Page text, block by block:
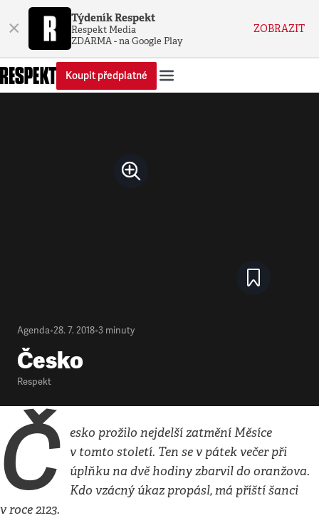
× Týdeník Respekt
Respekt Media
ZDARMA - na Google Play
ZOBRAZIT
Koupit předplatné
Agenda•28. 7. 2018•3 minuty
Česko
Respekt
Č
esko prožilo nejdelší zatmění Měsíce
v tomto století. Ten se v pátek večer při
úplňku na dvě hodiny zbarvil do oranžova.
Kdo vzácný úkaz propásl, má příští šanci
v roce 2123.